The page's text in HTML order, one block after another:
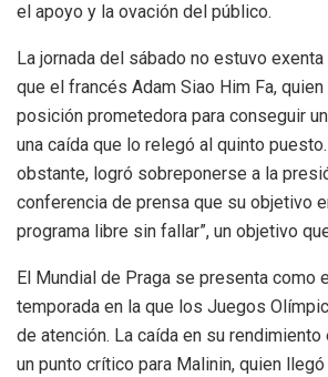
el apoyo y la ovación del público.
La jornada del sábado no estuvo
que el francés Adam Siao Him Fa,
posición prometedora para conseguir
una caída que lo relegó al quinto
obstante, logró sobreponerse a la
conferencia de prensa que su objetivo
programa libre sin fallar”, un objetivo
El Mundial de Praga se presenta como
temporada en la que los Juegos
de atención. La caída en su
un punto crítico para Malinin, quien